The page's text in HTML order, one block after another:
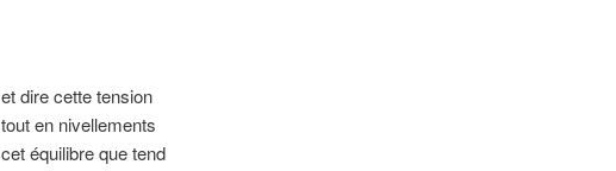
et dire cette tension
tout en nivellements
cet équilibre que tend